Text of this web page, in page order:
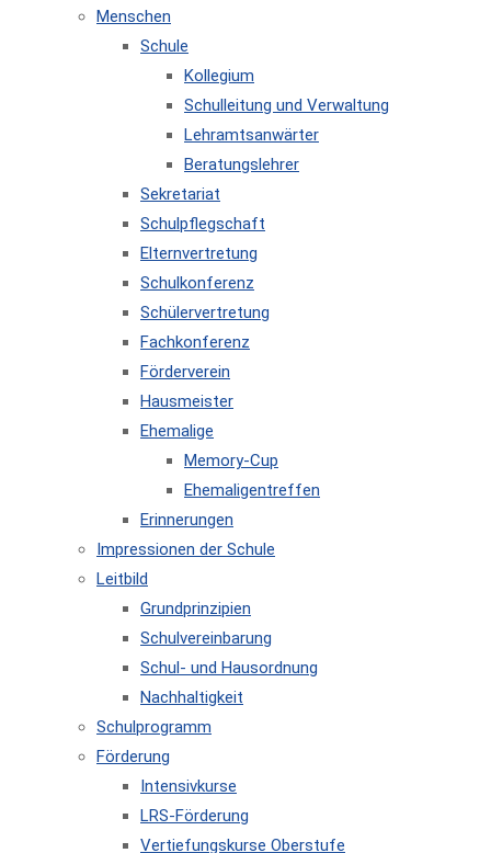
Menschen
Schule
Kollegium
Schulleitung und Verwaltung
Lehramtsanwärter
Beratungslehrer
Sekretariat
Schulpflegschaft
Elternvertretung
Schulkonferenz
Schülervertretung
Fachkonferenz
Förderverein
Hausmeister
Ehemalige
Memory-Cup
Ehemaligentreffen
Erinnerungen
Impressionen der Schule
Leitbild
Grundprinzipien
Schulvereinbarung
Schul- und Hausordnung
Nachhaltigkeit
Schulprogramm
Förderung
Intensivkurse
LRS-Förderung
Vertiefungskurse Oberstufe